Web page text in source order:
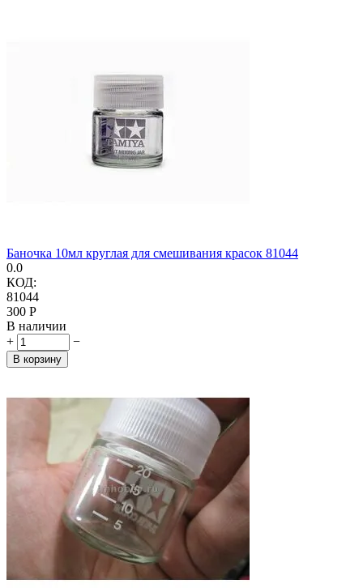
Баночка 10мл круглая для смешивания красок 81044
0.0
КОД:
81044
‍300‍ Р
В наличии
+
−
В корзину